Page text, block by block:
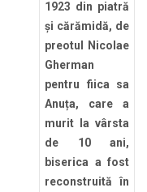
1923 din piatră
și cărămidă, de
preotul Nicolae
Gherman
pentru fiica sa
Anuța, care a
murit la vârsta
de 10 ani,
biserica a fost
reconstruită în